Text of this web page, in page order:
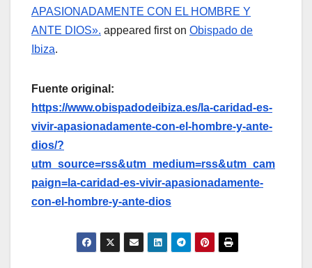
APASIONADAMENTE CON EL HOMBRE Y
ANTE DIOS». appeared first on Obispado de
Ibiza.
Fuente original:
https://www.obispadodeibiza.es/la-caridad-es-
vivir-apasionadamente-con-el-hombre-y-ante-
dios/?
utm_source=rss&utm_medium=rss&utm_cam
paign=la-caridad-es-vivir-apasionadamente-
con-el-hombre-y-ante-dios